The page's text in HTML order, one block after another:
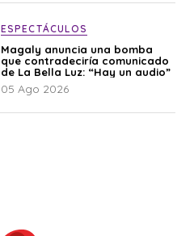
ESPECTÁCULOS
Magaly anuncia una bomba
que contradeciría comunicado
de La Bella Luz: “Hay un audio”
05 Ago 2026